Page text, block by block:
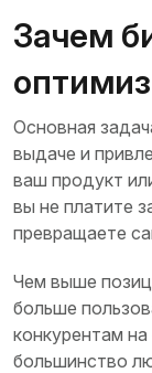
Зачем
Основная
выдаче и
ваш продукт
вы не платите
превращаете
Чем выше
больше
конкурентам
большинство